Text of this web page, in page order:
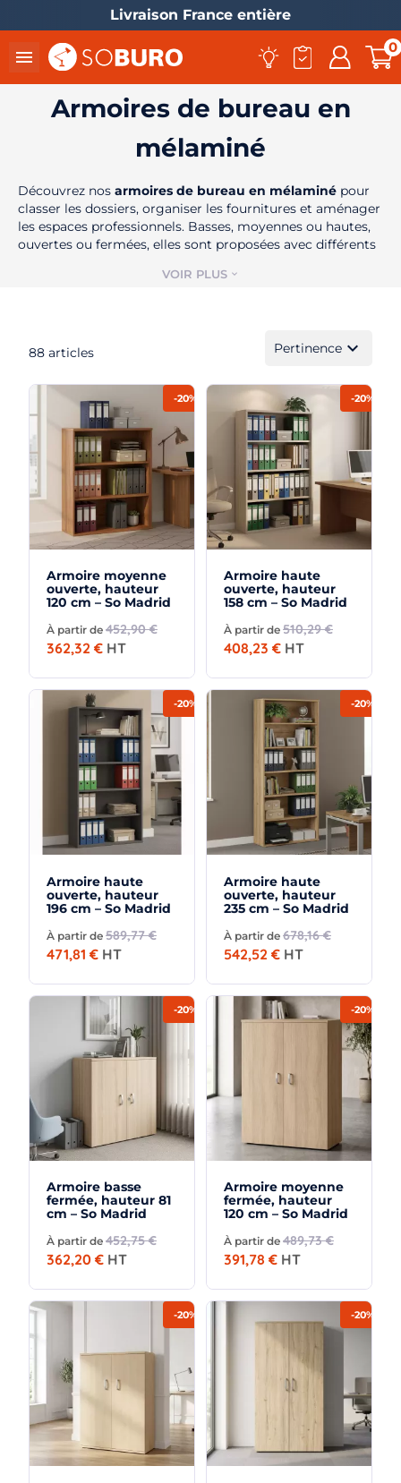
Livraison France entière
 0
Armoires de bureau en
mélaminé
Découvrez nos armoires de bureau en mélaminé pour
classer les dossiers, organiser les fournitures et aménager
les espaces professionnels. Basses, moyennes ou hautes,
ouvertes ou fermées, elles sont proposées avec différents
s’accorder avec votre mobilier de bureau.
VOIR PLUS expand_more
88 articles Pertinence expand_more
Armoire moyenne
ouverte, hauteur
120 cm – So Madrid
À partir de 452,90 €
362,32 € HT
-20%
Armoire haute
ouverte, hauteur
158 cm – So Madrid
À partir de 510,29 €
408,23 € HT
-20%
Armoire haute
ouverte, hauteur
196 cm – So Madrid
À partir de 589,77 €
471,81 € HT
-20%
Armoire haute
ouverte, hauteur
235 cm – So Madrid
À partir de 678,16 €
542,52 € HT
-20%
Armoire basse
fermée, hauteur 81
cm – So Madrid
À partir de 452,75 €
362,20 € HT
-20%
Armoire moyenne
fermée, hauteur
120 cm – So Madrid
À partir de 489,73 €
391,78 € HT
-20%
-20% -20%